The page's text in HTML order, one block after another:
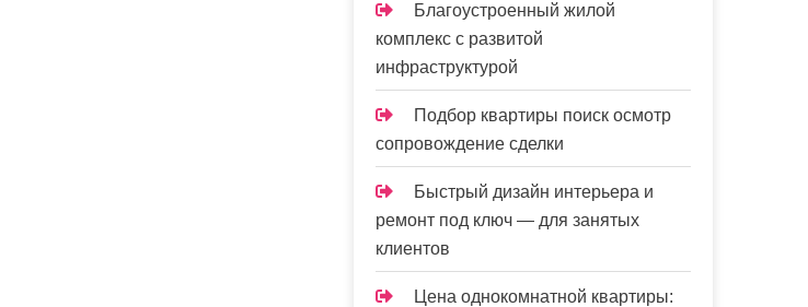
Благоустроенный жилой
комплекс с развитой
инфраструктурой
Подбор квартиры поиск осмотр
сопровождение сделки
Быстрый дизайн интерьера и
ремонт под ключ — для занятых
клиентов
Цена однокомнатной квартиры: